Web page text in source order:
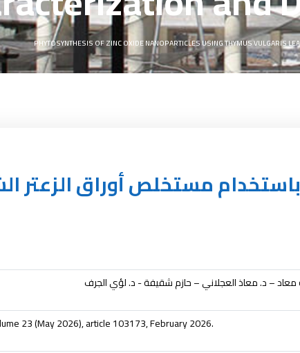
PHYTOSYNTHESIS OF ZINC OXIDE NANOPARTICLES USING THYMUS VULGARIS
باستخدام مستخلص أوراق الزعتر
معاد – د. معاذ العجلاني – حازم شقيفة - د. لؤي الجرف
23 (May 2026), article 103173, February 2026.